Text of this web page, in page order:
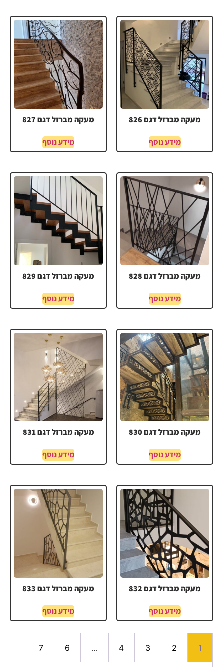
מעקה מברזל דגם 826
מידע נוסף
מעקה מברזל דגם 827
מידע נוסף
מעקה מברזל דגם 828
מידע נוסף
מעקה מברזל דגם 829
מידע נוסף
מעקה מברזל דגם 830
מידע נוסף
מעקה מברזל דגם 831
מידע נוסף
מעקה מברזל דגם 832
מידע נוסף
מעקה מברזל דגם 833
מידע נוסף
1
2
3
4
…
6
7